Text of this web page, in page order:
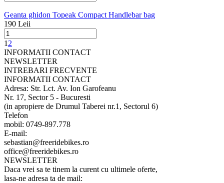
Geanta ghidon Topeak Compact Handlebar bag
190 Leii
1 2
INFORMATII CONTACT
NEWSLETTER
INTREBARI FRECVENTE
INFORMATII CONTACT
Adresa: Str. Lct. Av. Ion Garofeanu
Nr. 17, Sector 5 - Bucuresti
(in apropiere de Drumul Taberei nr.1, Sectorul 6)
Telefon
mobil: 0749-897.778
E-mail:
sebastian@freeridebikes.ro
office@freeridebikes.ro
NEWSLETTER
Daca vrei sa te tinem la curent cu ultimele oferte,
lasa-ne adresa ta de mail: